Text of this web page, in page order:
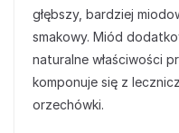
głębszy, bardziej
smakowy. Miód
naturalne właściwości
komponuje się z
orzechówki.